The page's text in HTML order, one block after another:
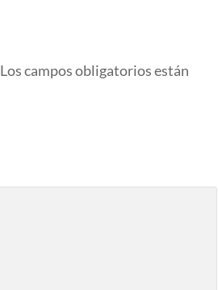
Los campos obligatorios están